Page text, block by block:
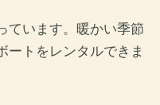
ています。暖かい季節
ートをレンタルできま